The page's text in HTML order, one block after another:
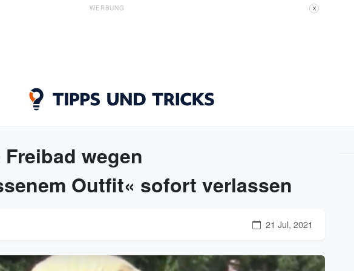
WERBUNG X
wegen
Outfit« sofort verlassen
21 Jul, 2021